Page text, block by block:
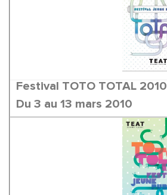
Festival TOTO TOTAL 2010
Du 3 au 13 mars 2010